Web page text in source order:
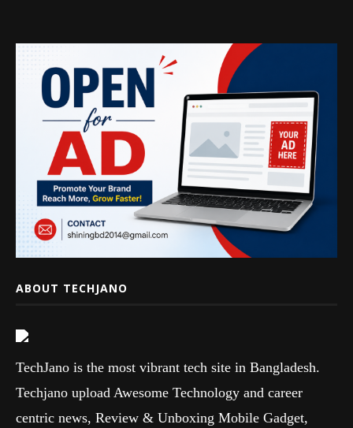
ABOUT TECHJANO
TechJano is the most vibrant tech site in Bangladesh.
Techjano upload Awesome Technology and career
centric news, Review & Unboxing Mobile Gadget,